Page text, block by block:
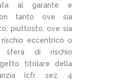
al garante e
tanto ove sia
piuttosto, ove sia
eccentrico o
sfera di rischio
titolare della
(cfr. sez. 4